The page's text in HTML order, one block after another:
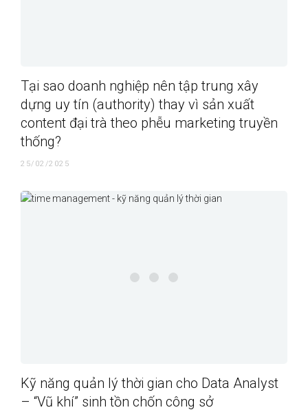
Tại sao doanh nghiệp nên tập trung xây
dựng uy tín (authority) thay vì sản xuất
content đại trà theo phễu marketing truyền
thống?
25/02/2025
Kỹ năng quản lý thời gian cho Data Analyst
– “Vũ khí” sinh tồn chốn công sở